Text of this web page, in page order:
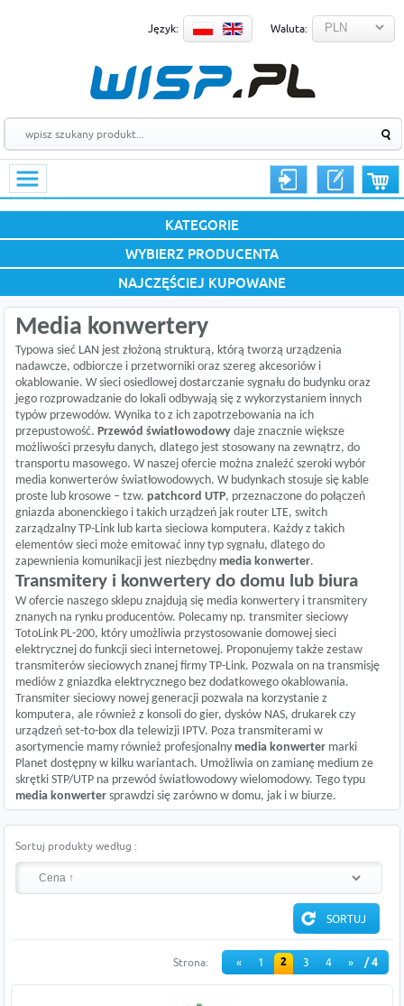
Język: Waluta:
KATEGORIE
WYBIERZ PRODUCENTA
NAJCZĘŚCIEJ KUPOWANE
Media konwertery
Typowa sieć LAN jest złożoną strukturą, którą tworzą urządzenia
nadawcze, odbiorcze i przetworniki oraz szereg akcesoriów i
okablowanie. W sieci osiedlowej dostarczanie sygnału do budynku oraz
jego rozprowadzanie do lokali odbywają się z wykorzystaniem innych
typów przewodów. Wynika to z ich zapotrzebowania na ich
przepustowość.Przewód światłowodowy daje znacznie większe
możliwości przesyłu danych, dlatego jest stosowany na zewnątrz, do
transportu masowego. W naszej ofercie można znaleźć szeroki wybór
media konwerterów światłowodowych. W budynkach stosuje się kable
proste lub krosowe – tzw.patchcord UTP, przeznaczone do połączeń
gniazda abonenckiego i takich urządzeń jak router LTE,switch
zarządzalny TP-Link lub karta sieciowa komputera. Każdy z takich
elementów sieci może emitować inny typ sygnału, dlatego do
zapewnienia komunikacji jest niezbędny media konwerter.
Transmitery i konwertery do domu lub biura
W ofercie naszego sklepu znajdują się media konwertery i transmitery
znanych na rynku producentów. Polecamy np. transmiter sieciowy
TotoLink PL-200, który umożliwia przystosowanie domowej sieci
elektrycznej do funkcji sieci internetowej. Proponujemy także zestaw
transmiterów sieciowych znanej firmy TP-Link. Pozwala on na transmisję
mediów z gniazdka elektrycznego bez dodatkowego okablowania.
Transmiter sieciowy nowej generacji pozwala na korzystanie z
komputera, ale również z konsoli do gier, dysków NAS, drukarek czy
urządzeń set-to-box dla telewizji IPTV. Poza transmiterami w
asortymencie mamy również profesjonalny media konwerter marki
Planet dostępny w kilku wariantach. Umożliwia on zamianę medium ze
skrętki STP/UTP na przewód światłowodowy wielomodowy. Tego typu
media konwerter sprawdzi się zarówno w domu, jak i w biurze.
Sortuj produkty według :
Strona: « 1 2 3 4 » / 4